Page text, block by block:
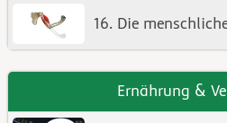
16. Die
Ernährung &